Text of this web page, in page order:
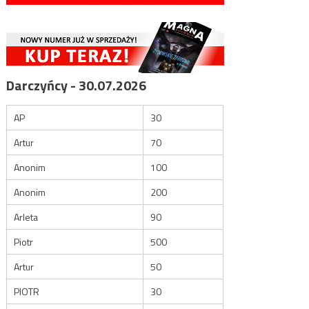
Darczyńcy - 30.07.2026
AP
30
Artur
70
Anonim
100
Anonim
200
Arleta
90
Piotr
500
Artur
50
PIOTR
30